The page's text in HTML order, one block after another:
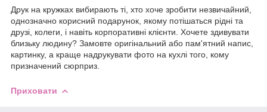
Друк на кружках вибирають ті, хто хоче зробити незвичайний,
однозначно корисний подарунок, якому потішаться рідні та
друзі, колеги, і навіть корпоративні клієнти. Хочете здивувати
близьку людину? Замовте оригінальний або пам'ятний напис,
картинку, а краще надрукувати фото на кухлі того, кому
призначений сюрприз.
Приховати